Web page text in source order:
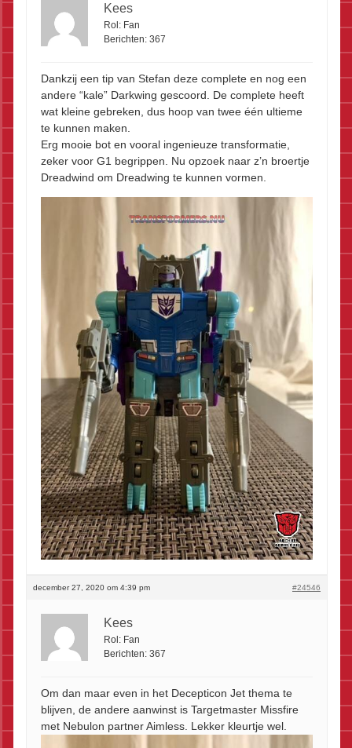
Kees
Rol: Fan
Berichten: 367
Dankzij een tip van Stefan deze complete en nog een
andere “kale” Darkwing gescoord. De complete heeft
wat kleine gebreken, dus hoop van twee één ultieme
te kunnen maken.
Erg mooie bot en vooral ingenieuze transformatie,
zeker voor G1 begrippen. Nu opzoek naar z’n broertje
Dreadwind om Dreadwing te kunnen vormen.
december 27, 2020 om 4:39 pm #24546
Kees
Rol: Fan
Berichten: 367
Om dan maar even in het Decepticon Jet thema te
blijven, de andere aanwinst is Targetmaster Missfire
met Nebulon partner Aimless. Lekker kleurtje wel.